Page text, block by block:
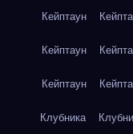
Кейптаун
Кейптаун
Кейптаун
Клубника